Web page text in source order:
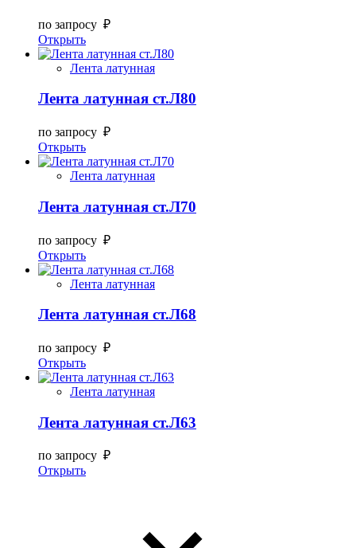
по запросу ₽
Открыть
Лента латунная
Лента латунная ст.Л80
по запросу ₽
Открыть
Лента латунная
Лента латунная ст.Л70
по запросу ₽
Открыть
Лента латунная
Лента латунная ст.Л68
по запросу ₽
Открыть
Лента латунная
Лента латунная ст.Л63
по запросу ₽
Открыть